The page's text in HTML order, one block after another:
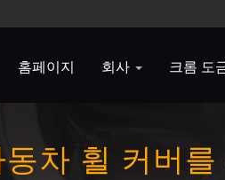
홈페이지 회사 크롬 도
동차 휠 커버